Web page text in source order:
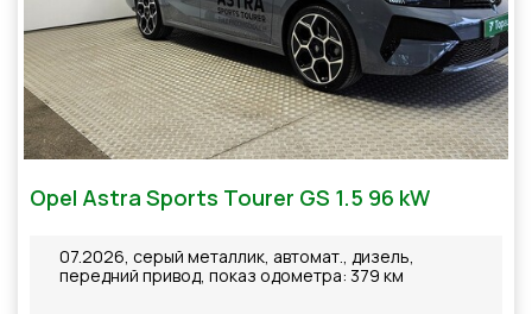
Opel Astra Sports Tourer GS 1.5 96 kW
07.2026, серый металлик, автомат., дизель,
передний привод, показ одометра: 379 км